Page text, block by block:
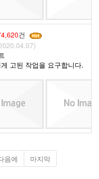
건
고된 작업을 요구합니다.
음에 마지막